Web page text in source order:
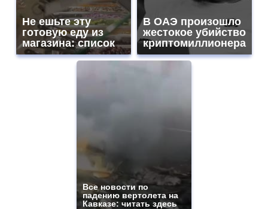
Не ешьте эту
готовую еду из
магазина: список
В ОАЭ произошло
жестокое убийство
криптомиллионера
Все новости по
падению вертолета на
Кавказе: читать здесь